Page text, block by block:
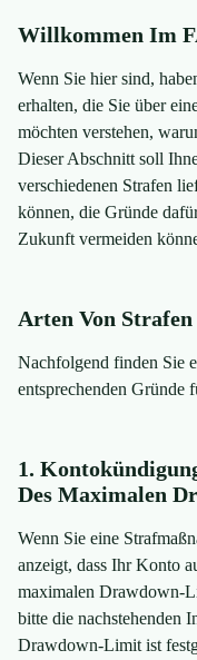
Willkommen Im
Wenn Sie hier sind,
erhalten, die Sie über
möchten verstehen,
Dieser Abschnitt soll
verschiedenen Strafen
können, die Gründe
Zukunft vermeiden
Arten Von Strafen
Nachfolgend finden Sie
entsprechenden Gründe
1.
Des Maximalen
Wenn Sie eine
anzeigt, dass Ihr Konto
maximalen Drawdown-
bitte die nachstehenden
Drawdown-Limit ist